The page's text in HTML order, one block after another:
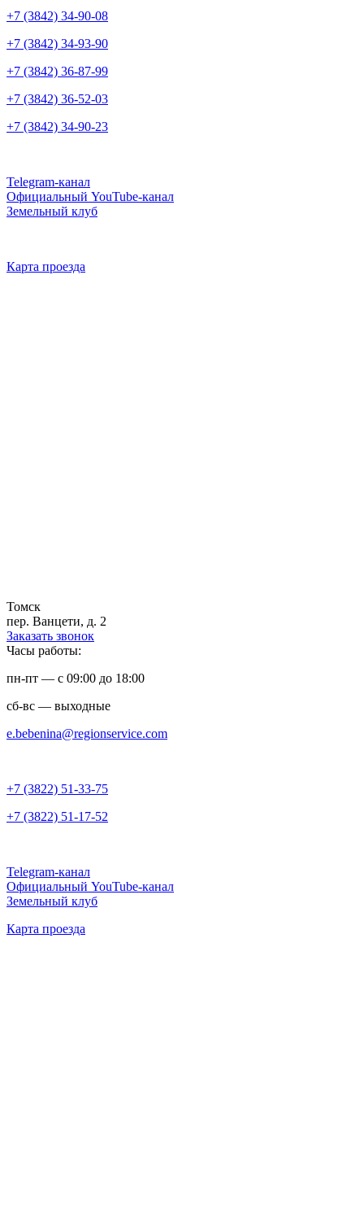
+7 (3842) 34-90-08
+7 (3842) 34-93-90
+7 (3842) 36-87-99
+7 (3842) 36-52-03
+7 (3842) 34-90-23
Telegram-канал
Официальный YouTube-канал
Земельный клуб
Карта проезда
Томск
пер. Ванцети, д. 2
Заказать звонок
Часы работы:
пн-пт — с 09:00 до 18:00
сб-вс — выходные
е.bebeninа@regionservice.com
+7 (3822) 51-33-75
+7 (3822) 51-17-52
Telegram-канал
Официальный YouTube-канал
Земельный клуб
Карта проезда